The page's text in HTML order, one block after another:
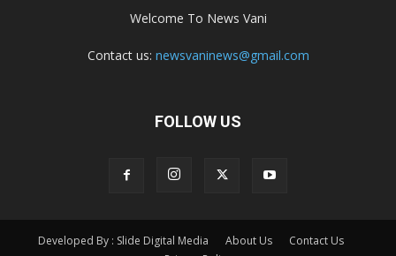
Welcome To News Vani
Contact us: newsvaninews@gmail.com
FOLLOW US
Developed By : Slide Digital Media About Us
Contact Us